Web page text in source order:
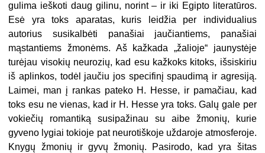
gulima ieškoti daug gilinu, norint – ir iki Egipto literatūros.
Esė yra toks aparatas, kuris leidžia per individualius
autorius susikalbėti panašiai jaučiantiems, panašiai
mąstantiems žmonėms. Aš kažkada „žalioje“ jaunystėje
turėjau visokių neurozių, kad esu kažkoks kitoks, išsiskiriu
iš aplinkos, todėl jaučiu jos specifinį spaudimą ir agresiją.
Laimei, man į rankas pateko H. Hesse, ir pamačiau, kad
toks esu ne vienas, kad ir H. Hesse yra toks. Galų gale per
vokiečių romantiką susipažinau su aibe žmonių, kurie
gyveno lygiai tokioje pat neurotiškoje uždaroje atmosferoje.
Knygų žmonių ir gyvų žmonių. Pasirodo, kad yra šitas